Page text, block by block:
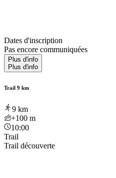
Dates d'inscription
Pas encore communiquées
Plus d'info
Plus d'info
Trail 9 km
9 km
+100 m
10:00
Trail
Trail découverte